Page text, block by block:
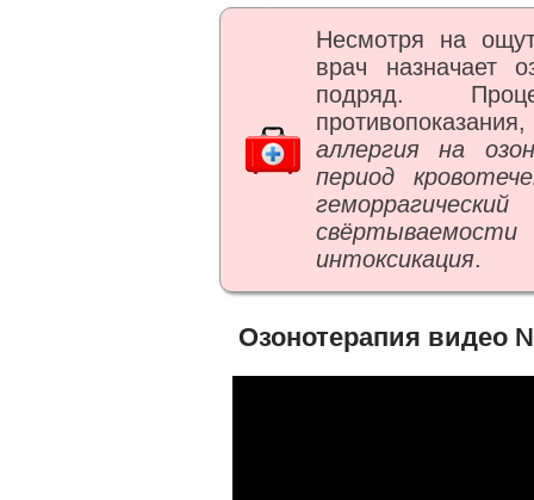
Несмотря на
врач назначает
подряд.
аллергия на
период
интоксикация.
Озонотерапия видео